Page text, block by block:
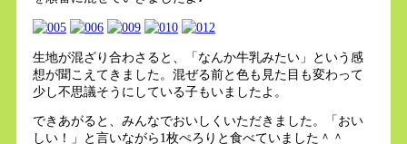
生地が混ざり合わさると、「なんか牛乳みたい」という感
想が聞こえてきました。混ぜる前と色も見た目も変わって
少し不思議そうにしている子もいましたよ。
できあがると、みんなでおいしくいただきました。「おい
しい！」と言いながら1枚ぺろりと食べていました＾＾